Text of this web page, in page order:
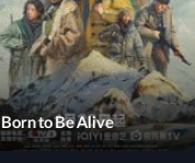
Midsummer Is Full of
Love